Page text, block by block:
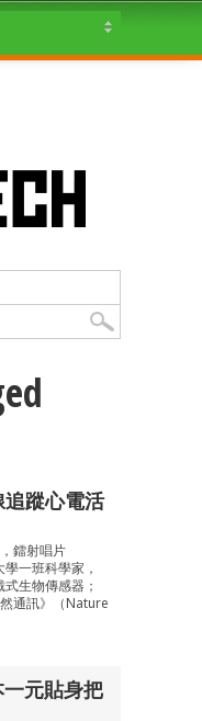
追蹤心電活
鐳射唱片
一班科學家，
生物傳感器；
通訊》（Nature
元貼身把